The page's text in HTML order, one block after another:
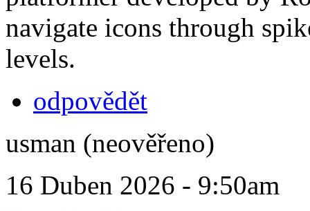
navigate icons through
levels.
odpovědět
usman (neověřeno)
16 Duben 2026 - 9:50am